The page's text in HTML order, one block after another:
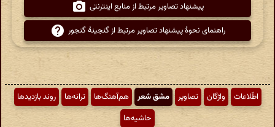
پیشنهاد تصاویر مرتبط از منابع اینترنتی
راهنمای نحوهٔ پیشنهاد تصاویر مرتبط از گنجینهٔ گنجور
اطّلاعات واژگان تصاویر مشق شعر هم‌آهنگ‌ها ترانه‌ها
روند بازدیدها
حاشیه‌ها